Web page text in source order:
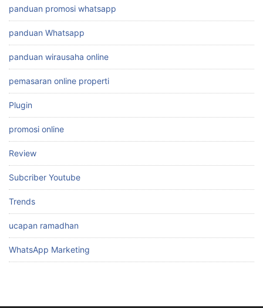
panduan promosi whatsapp
panduan Whatsapp
panduan wirausaha online
pemasaran online properti
Plugin
promosi online
Review
Subcriber Youtube
Trends
ucapan ramadhan
WhatsApp Marketing